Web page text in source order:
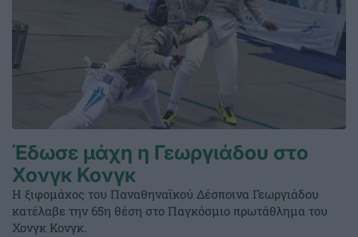
Έδωσε μάχη η Γεωργιάδου στο
Χονγκ Κονγκ
Η ξιφομάχος του Παναθηναϊκού Δέσποινα Γεωργιάδου
κατέλαβε την 65η θέση στο Παγκόσμιο πρωτάθλημα του
Χονγκ Κονγκ.